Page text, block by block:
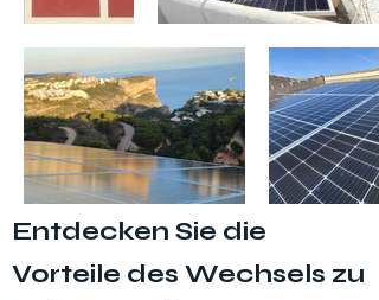
Entdecken Sie die
Vorteile des Wechsels zu